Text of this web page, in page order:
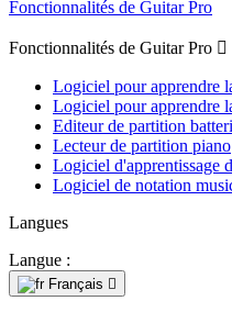
Fonctionnalités de Guitar Pro
Fonctionnalités de Guitar Pro 
Logiciel pour apprendre
Logiciel pour apprendre
Editeur de partition
Lecteur de partition piano
Logiciel d'apprentissage
Logiciel de notation
Langues
Langue :
Français 